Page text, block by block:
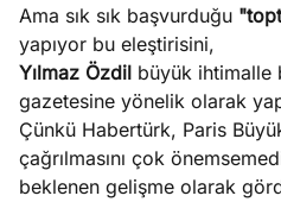
Ama sık sık başvurduğu
yapıyor bu eleştirisini,
Yılmaz Özdil büyük ihtimalle
gazetesine yönelik olarak
Çünkü Habertürk, Paris
çağrılmasını çok
beklenen gelişme olarak